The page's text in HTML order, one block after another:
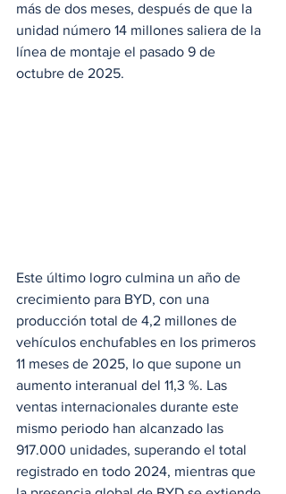
más de dos meses, después de que la
unidad número 14 millones saliera de la
línea de montaje el pasado 9 de
octubre de 2025.
Este último logro culmina un año de
crecimiento para BYD, con una
producción total de 4,2 millones de
vehículos enchufables en los primeros
11 meses de 2025, lo que supone un
aumento interanual del 11,3 %. Las
ventas internacionales durante este
mismo periodo han alcanzado las
917.000 unidades, superando el total
registrado en todo 2024, mientras que